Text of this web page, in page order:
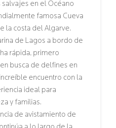
en el Océano
famosa Cueva
la costa del Algarve.
de Lagos a bordo de
rápida, primero
busca de delfines en
encuentro con la
ideal para
y familias.
de avistamiento de